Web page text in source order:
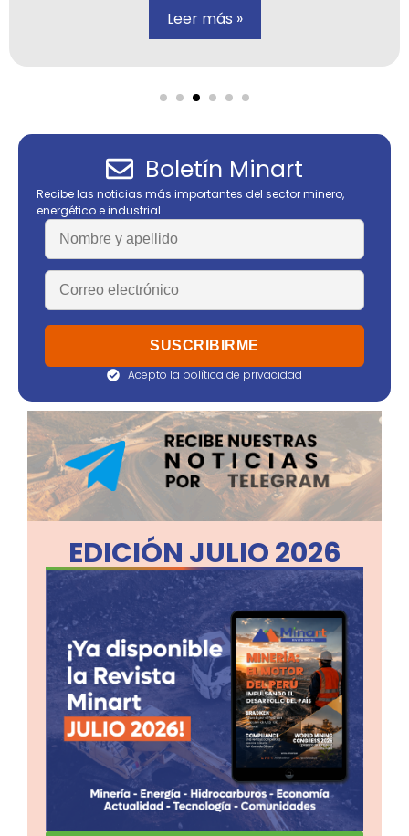
Leer más »
Boletín Minart
Recibe las noticias más importantes del sector minero,
energético e industrial.
Acepto la política de privacidad
EDICIÓN JULIO 2026